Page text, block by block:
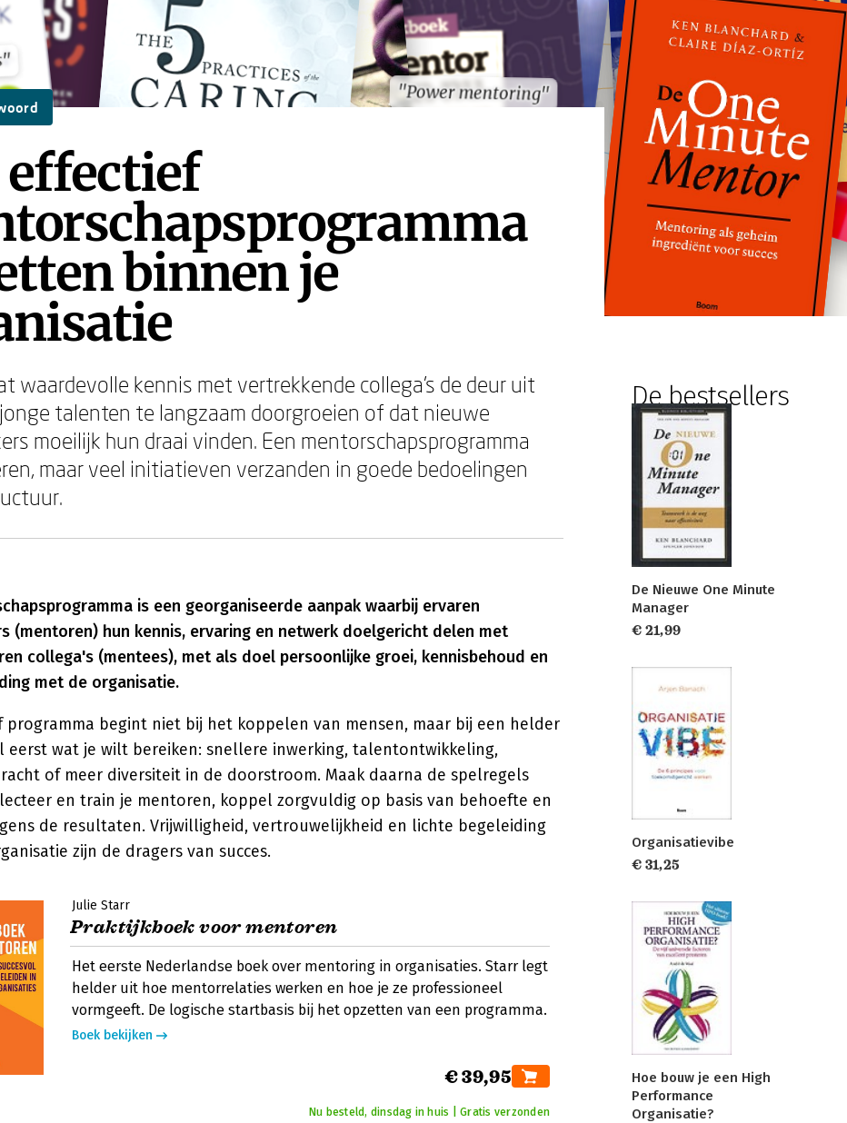
"Power mentoring"
"Power mentoring"
effectief
binnen je
waardevolle kennis met vertrekkende collega's de deur uit
talenten te langzaam doorgroeien of dat nieuwe
moeilijk hun draai vinden. Een mentorschapsprogramma
maar veel initiatieven verzanden in goede bedoelingen
is een georganiseerde aanpak waarbij ervaren
(mentoren) hun kennis, ervaring en netwerk doelgericht delen met
collega's (mentees), met als doel persoonlijke groei, kennisbehoud en
met de organisatie.
programma begint niet bij het koppelen van mensen, maar bij een helder
eerst wat je wilt bereiken: snellere inwerking, talentontwikkeling,
of meer diversiteit in de doorstroom. Maak daarna de spelregels
en train je mentoren, koppel zorgvuldig op basis van behoefte en
de resultaten. Vrijwilligheid, vertrouwelijkheid en lichte begeleiding
zijn de dragers van succes.
Julie Starr
Praktijkboek voor mentoren
Het eerste Nederlandse boek over mentoring in organisaties. Starr legt
helder uit hoe mentorrelaties werken en hoe je ze professioneel
vormgeeft. De logische startbasis bij het opzetten van een programma.
Boek bekijken
€ 39,95
Nu besteld, dinsdag in huis | Gratis verzonden
De bestsellers
De Nieuwe One Minute
Manager
€ 21,99
Organisatievibe
€ 31,25
Hoe bouw je een High
Performance
Organisatie?